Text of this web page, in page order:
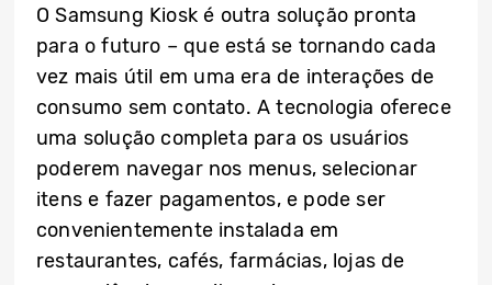
O Samsung Kiosk é outra solução pronta
para o futuro – que está se tornando cada
vez mais útil em uma era de interações de
consumo sem contato. A tecnologia oferece
uma solução completa para os usuários
poderem navegar nos menus, selecionar
itens e fazer pagamentos, e pode ser
convenientemente instalada em
restaurantes, cafés, farmácias, lojas de